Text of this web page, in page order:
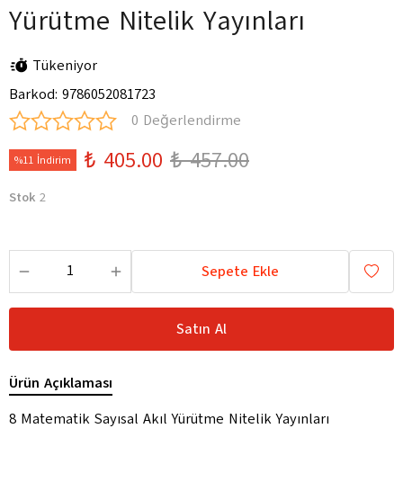
Yürütme Nitelik Yayınları
Tükeniyor
Barkod: 9786052081723
0 Değerlendirme
%11 İndirim ₺ 405.00 ₺ 457.00
Stok 2
Sepete Ekle
Satın Al
Ürün Açıklaması
8 Matematik Sayısal Akıl Yürütme Nitelik Yayınları